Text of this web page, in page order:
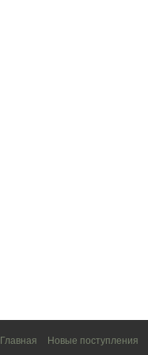
Главная Новые поступления